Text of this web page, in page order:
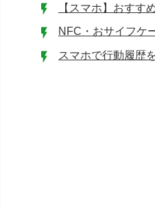
【スマホ】おすす
NFC・おサイフケ
スマホで行動履歴